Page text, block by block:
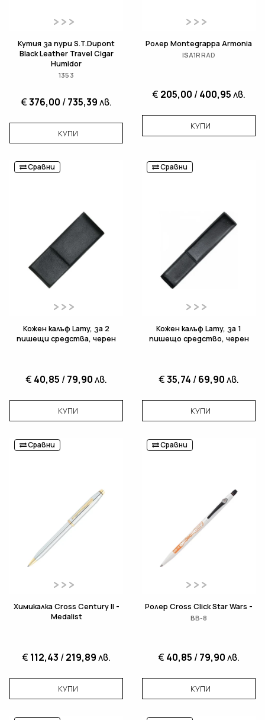
Кутия за пури S.T.Dupont
Black Leather Travel Cigar
Humidor
1353
€376,00 /735,39лв.
КУПИ
Ролер Montegrappa Armonia
ISA1RRAD
€ 205,00 /400,95лв.
КУПИ
Сравни
Кожен калъф Lamy, за 2
пишещи средства, черен
€ 40,85 /79,90лв.
КУПИ
Сравни
Кожен калъф Lamy, за 1
пишещо средство, черен
€35,74 /69,90лв.
КУПИ
Сравни
Химикалка Cross Century II -
Medalist
€ 112,43 /219,89лв.
КУПИ
Сравни
Ролер Cross Click Star Wars -
BB-8
€ 40,85 /79,90лв.
КУПИ